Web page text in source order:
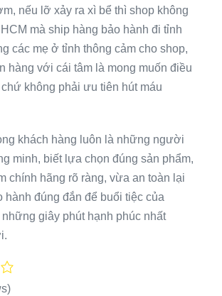
nếu lỡ xảy ra xì bể thì shop không
mà ship hàng bảo hành đi tỉnh
các mẹ ở tỉnh thông cảm cho shop,
hàng với cái tâm là mong muốn điều
không phải ưu tiên hút máu
khách hàng luôn là những người
minh, biết lựa chọn đúng sản phẩm,
chính hãng rõ ràng, vừa an toàn lại
hành đúng đắn để buổi tiệc của
giây phút hạnh phúc nhất